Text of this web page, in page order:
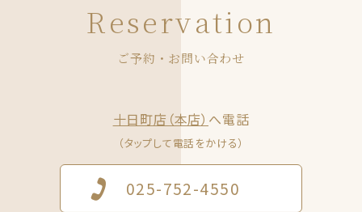
Reservation
ご予約・お問い合わせ
十日町店（本店） へ電話
（タップして電話をかける）
025-752-4550